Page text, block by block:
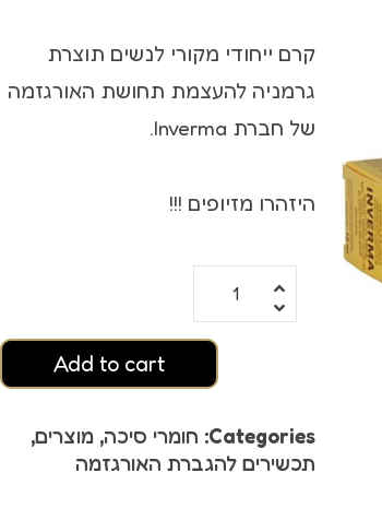
ויברטורים ריאליסטיים
מג'יק וונד
רוקט פוקט
שואבים ויונקים
משאבות לנשים
פרפרים וממריצי אורגזמה
קרם ייחודי מקורי לנשים תוצרת
גרמניה להעצמת תחושת האורגזמה
של חברת Inverma.
היזהרו מזיופים !!!
Add to cart
Categories: חומרי סיכה, מוצרים,
תכשירים להגברת האורגזמה